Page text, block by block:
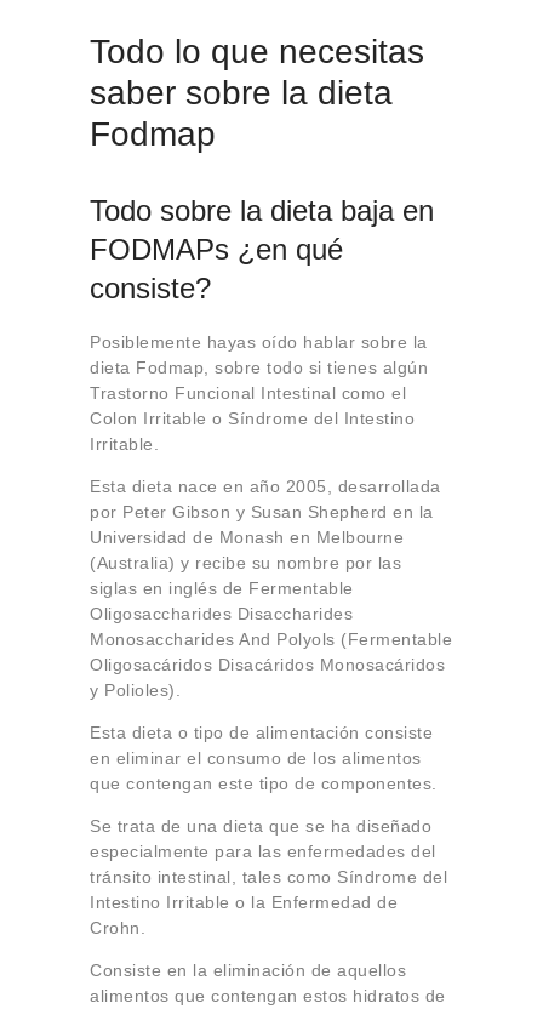
Todo lo que necesitas
saber sobre la dieta
Fodmap
Todo sobre la dieta baja en
FODMAPs ¿en qué
consiste?
Posiblemente hayas oído hablar sobre la
dieta Fodmap, sobre todo si tienes algún
Trastorno Funcional Intestinal como el
Colon Irritable o Síndrome del Intestino
Irritable.
Esta dieta nace en año 2005, desarrollada
por Peter Gibson y Susan Shepherd en la
Universidad de Monash en Melbourne
(Australia) y recibe su nombre por las
siglas en inglés de Fermentable
Oligosaccharides Disaccharides
Monosaccharides And Polyols (Fermentable
Oligosacáridos Disacáridos Monosacáridos
y Polioles).
Esta dieta o tipo de alimentación consiste
en eliminar el consumo de los alimentos
que contengan este tipo de componentes.
Se trata de una dieta que se ha diseñado
especialmente para las enfermedades del
tránsito intestinal, tales como Síndrome del
Intestino Irritable o la Enfermedad de
Crohn.
Consiste en la eliminación de aquellos
alimentos que contengan estos hidratos de